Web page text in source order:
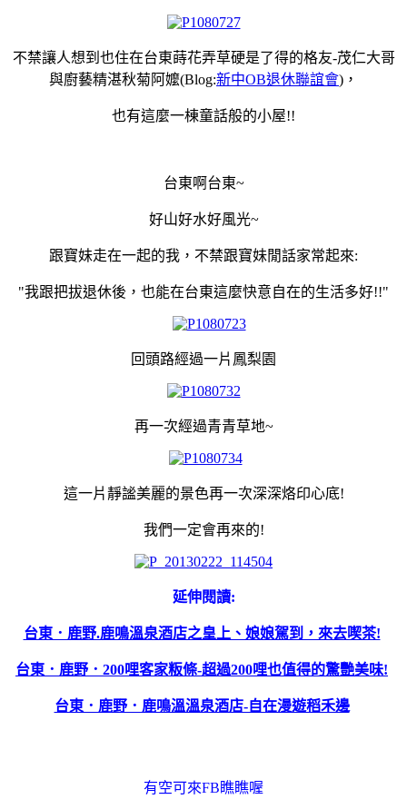
不禁讓人想到也住在台東蒔花弄草硬是了得的格友-茂仁大哥
與廚藝精湛秋菊阿嬤(Blog:新中OB退休聯誼會)，
也有這麼一棟童話般的小屋!!
台東啊台東~
好山好水好風光~
跟寶妹走在一起的我，不禁跟寶妹閒話家常起來:
"我跟把拔退休後，也能在台東這麼快意自在的生活多好!!"
回頭路經過一片鳳梨園
再一次經過青青草地~
這一片靜謐美麗的景色再一次深深烙印心底!
我們一定會再來的!
延伸閱讀:
台東．鹿野.鹿鳴溫泉酒店之皇上、娘娘駕到，來去喫茶!
台東．鹿野．200哩客家粄條-超過200哩也值得的驚艷美味!
台東．鹿野．鹿鳴溫溫泉酒店-自在漫遊稻禾邊
有空可來FB瞧瞧喔